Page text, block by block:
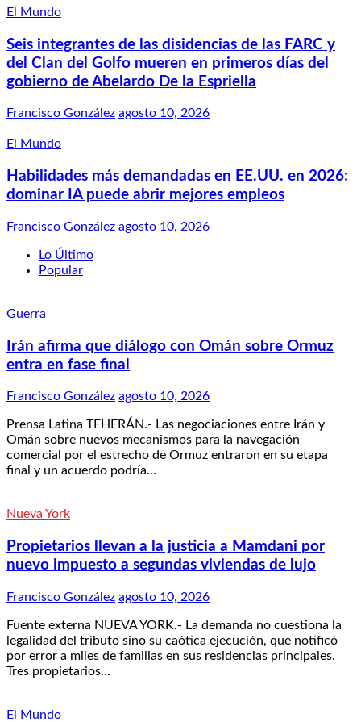
El Mundo
Seis integrantes de las disidencias de las FARC y
del Clan del Golfo mueren en primeros días del
gobierno de Abelardo De la Espriella
Francisco González agosto 10, 2026
El Mundo
Habilidades más demandadas en EE.UU. en 2026:
dominar IA puede abrir mejores empleos
Francisco González agosto 10, 2026
Lo Último
Popular
Guerra
Irán afirma que diálogo con Omán sobre Ormuz
entra en fase final
Francisco González agosto 10, 2026
Prensa Latina TEHERÁN.- Las negociaciones entre Irán y
Omán sobre nuevos mecanismos para la navegación
comercial por el estrecho de Ormuz entraron en su etapa
final y un acuerdo podría…
Nueva York
Propietarios llevan a la justicia a Mamdani por
nuevo impuesto a segundas viviendas de lujo
Francisco González agosto 10, 2026
Fuente externa NUEVA YORK.- La demanda no cuestiona la
legalidad del tributo sino su caótica ejecución, que notificó
por error a miles de familias en sus residencias principales.
Tres propietarios…
El Mundo